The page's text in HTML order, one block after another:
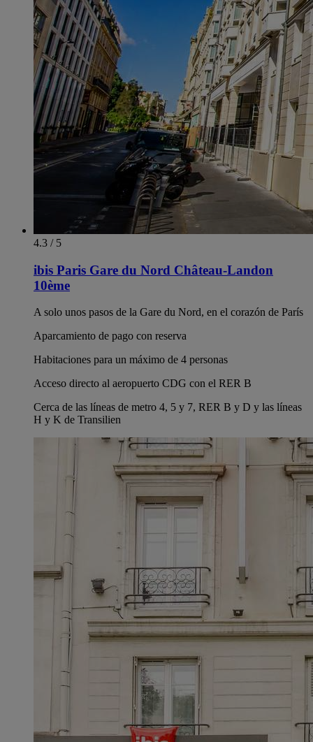
4.3 / 5
ibis Paris Gare du Nord Château-Landon
10ème
A solo unos pasos de la Gare du Nord, en el corazón de París
Aparcamiento de pago con reserva
Habitaciones para un máximo de 4 personas
Acceso directo al aeropuerto CDG con el RER B
Cerca de las líneas de metro 4, 5 y 7, RER B y D y las líneas
H y K de Transilien